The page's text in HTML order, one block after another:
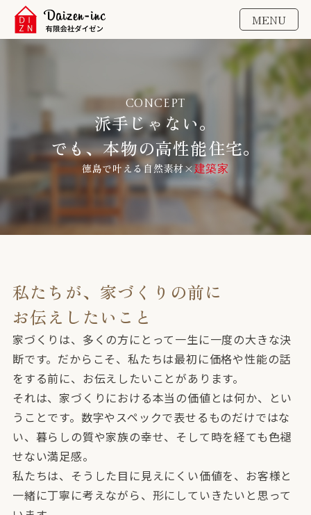
MENU
CONCEPT
派手じゃない。
でも、本物の高性能住宅。
徳島で叶える自然素材×建築家
私たちが、家づくりの前に
お伝えしたいこと
家づくりは、多くの方にとって一生に一度の大きな決
断です。だからこそ、私たちは最初に価格や性能の話
をする前に、お伝えしたいことがあります。
それは、家づくりにおける本当の価値とは何か、とい
うことです。数字やスペックで表せるものだけではな
い、暮らしの質や家族の幸せ、そして時を経ても色褪
せない満足感。
私たちは、そうした目に見えにくい価値を、お客様と
一緒に丁寧に考えながら、形にしていきたいと思って